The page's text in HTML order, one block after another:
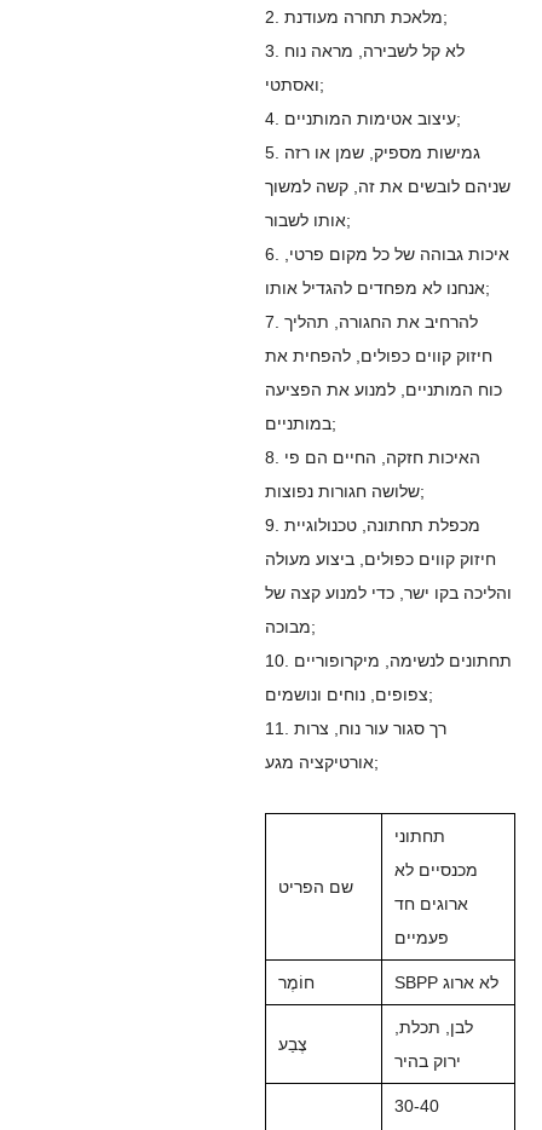
2. מלאכת תחרה מעודנת;
3. לא קל לשבירה, מראה נוח
ואסתטי;
4. עיצוב אטימות המותניים;
5. גמישות מספיק, שמן או רזה
שניהם לובשים את זה, קשה למשוך
אותו לשבור;
6. איכות גבוהה של כל מקום פרטי,
אנחנו לא מפחדים להגדיל אותו;
7. להרחיב את החגורה, תהליך
חיזוק קווים כפולים, להפחית את
כוח המותניים, למנוע את הפציעה
במותניים;
8. האיכות חזקה, החיים הם פי
שלושה חגורות נפוצות;
9. מכפלת תחתונה, טכנולוגיית
חיזוק קווים כפולים, ביצוע מעולה
והליכה בקו ישר, כדי למנוע קצה של
מבוכה;
10. תחתונים לנשימה, מיקרופוריים
צפופים, נוחים ונושמים;
11. רך סגור עור נוח, צרות
אורטיקציה מגע;
שם הפריט
תחתוני
מכנסיים לא
ארוגים חד
פעמיים
חוֹמֶר SBPP לא ארוג
צֶבַע
לבן, תכלת,
ירוק בהיר
30-40